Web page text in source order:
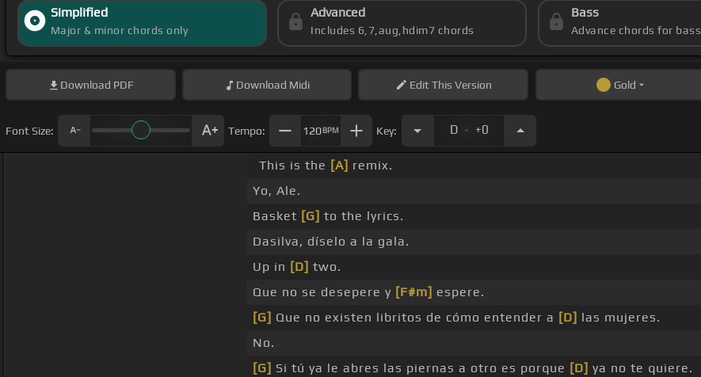
Simplified
Major & minor chords only
Advanced
Includes 6,7,aug,hdim7 chords
Bass
Advance chords for bass
Download PDF Download Midi EditThis Version Gold
Font Size: Tempo: 120BPM Key: D . +0
This is the [A] remix.
Yo, Ale.
Basket [G] to the lyrics.
Dasilva, díselo a la gala.
Up in [D] two.
Que no se desepere y [F#m] espere.
[G] Que no existen libritos de cómo entender a [D] las mujeres.
No.
[G] Si tú ya le abres las piernas a otro es porque [D] ya no te quiere.